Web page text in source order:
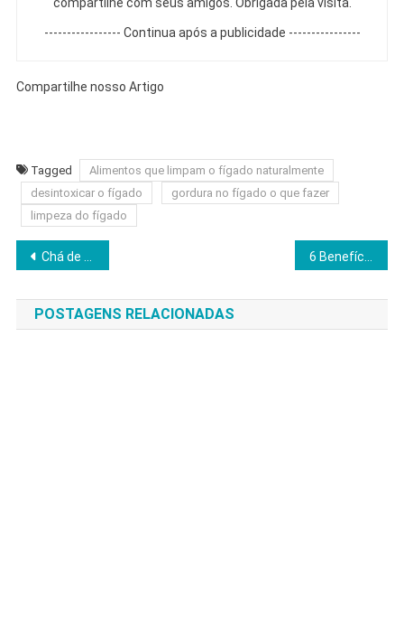
----------------- Continua após a publicidade ----------------
Compartilhe nosso Artigo
Tagged
Alimentos que limpam o fígado naturalmente
desintoxicar o fígado
gordura no fígado o que fazer
limpeza do fígado
Navegação
de
Post
Chá de mulungu e seus benefícios contra insônia
POSTAGENS RELACIONADAS